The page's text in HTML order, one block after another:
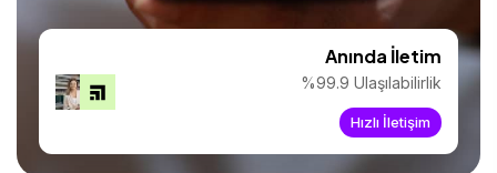
Anında İletim
%99.9 Ulaşılabilirlik
Hızlı İletişim